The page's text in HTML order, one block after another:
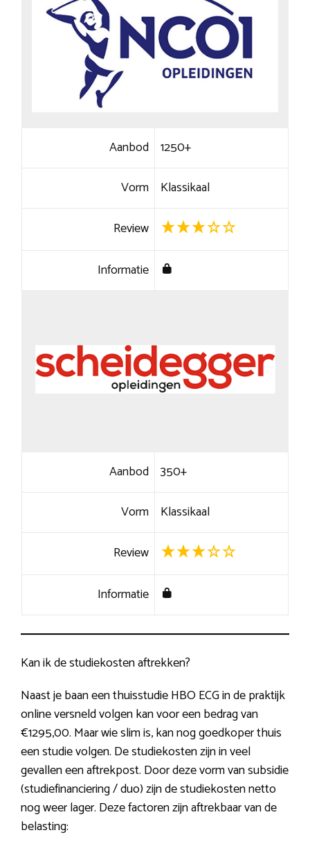
Aanbod 1250+
Vorm Klassikaal
Review
Informatie
Aanbod 350+
Vorm Klassikaal
Review
Informatie
Kan ik de studiekosten aftrekken?
Naast je baan een thuisstudie HBO ECG in de praktijk
online versneld volgen kan voor een bedrag van
€1295,00. Maar wie slim is, kan nog goedkoper thuis
een studie volgen. De studiekosten zijn in veel
gevallen een aftrekpost. Door deze vorm van subsidie
(studiefinanciering / duo) zijn de studiekosten netto
nog weer lager. Deze factoren zijn aftrekbaar van de
belasting: